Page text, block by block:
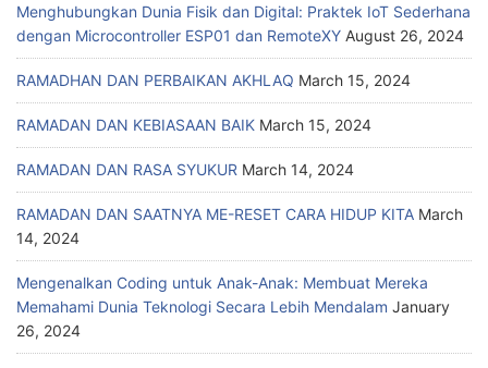
Menghubungkan Dunia Fisik dan Digital: Praktek IoT Sederhana
dengan Microcontroller ESP01 dan RemoteXY August 26, 2024
RAMADHAN DAN PERBAIKAN AKHLAQ March 15, 2024
RAMADAN DAN KEBIASAAN BAIK March 15, 2024
RAMADAN DAN RASA SYUKUR March 14, 2024
RAMADAN DAN SAATNYA ME-RESET CARA HIDUP KITA March
14, 2024
Mengenalkan Coding untuk Anak-Anak: Membuat Mereka
Memahami Dunia Teknologi Secara Lebih Mendalam January
26, 2024